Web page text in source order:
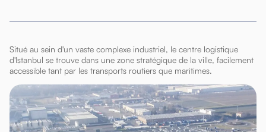
Situé au sein d'un vaste complexe industriel, le centre logistique
d'Istanbul se trouve dans une zone stratégique de la ville, facilement
accessible tant par les transports routiers que maritimes.